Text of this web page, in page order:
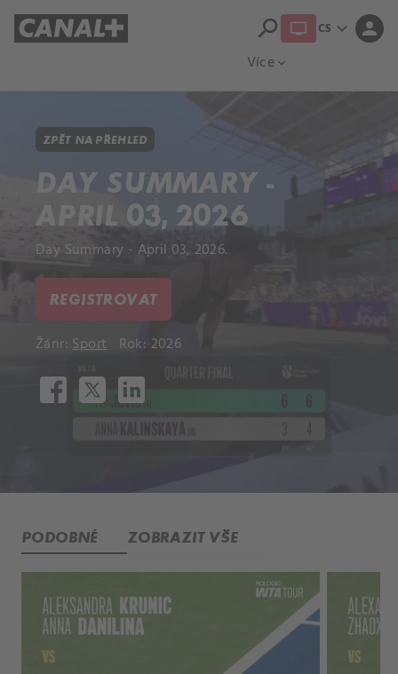
Více expand_more
search CS expand_more person
ZPĚT NA PŘEHLED
DAY SUMMARY -
APRIL 03, 2026
Day Summary - April 03, 2026.
REGISTROVAT
Žánr: Sport Rok: 2026
PODOBNÉ ZOBRAZIT VŠE